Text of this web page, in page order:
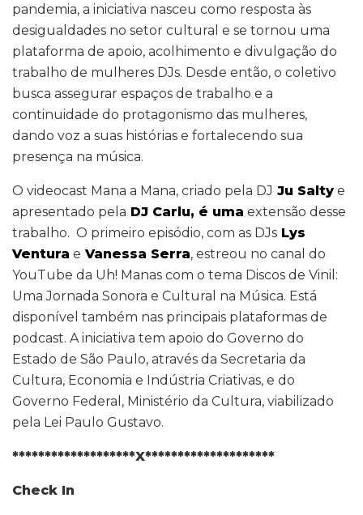
pandemia, a iniciativa nasceu como resposta às
desigualdades no setor cultural e se tornou uma
plataforma de apoio, acolhimento e divulgação do
trabalho de mulheres DJs. Desde então, o coletivo
busca assegurar espaços de trabalho e a
continuidade do protagonismo das mulheres,
dando voz a suas histórias e fortalecendo sua
presença na música.
O videocast Mana a Mana, criado pela DJ Ju Salty e
apresentado pela DJ Carlu, é uma extensão desse
trabalho. O primeiro episódio, com as DJs Lys
Ventura e Vanessa Serra, estreou no canal do
YouTube da Uh! Manas com o tema Discos de Vinil:
Uma Jornada Sonora e Cultural na Música. Está
disponível também nas principais plataformas de
podcast. A iniciativa tem apoio do Governo do
Estado de São Paulo, através da Secretaria da
Cultura, Economia e Indústria Criativas, e do
Governo Federal, Ministério da Cultura, viabilizado
pela Lei Paulo Gustavo.
*******************X********************
Check In